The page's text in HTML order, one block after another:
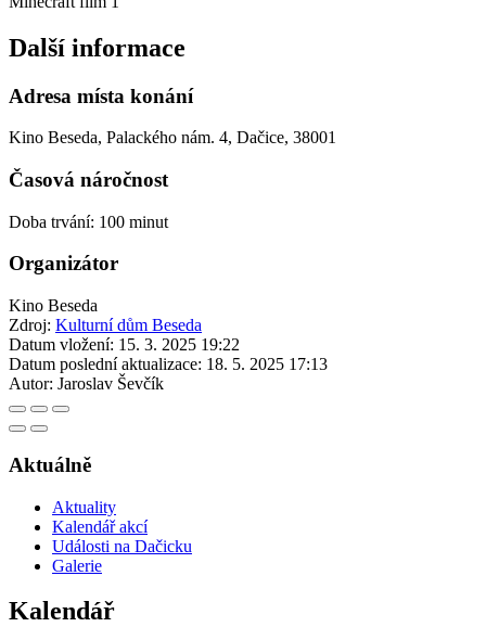
Další informace
Adresa místa konání
Kino Beseda, Palackého nám. 4, Dačice, 38001
Časová náročnost
Doba trvání: 100 minut
Organizátor
Kino Beseda
Zdroj: Kulturní dům Beseda
Datum vložení: 15. 3. 2025 19:22
Datum poslední aktualizace: 18. 5. 2025 17:13
Autor: Jaroslav Ševčík
Aktuálně
Aktuality
Kalendář akcí
Události na Dačicku
Galerie
Kalendář